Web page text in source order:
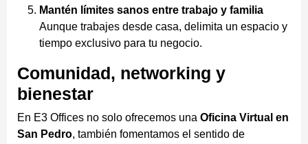
Mantén límites sanos entre trabajo y familia
Aunque trabajes desde casa, delimita un espacio y
tiempo exclusivo para tu negocio.
Comunidad, networking y
bienestar
En E3 Offices no solo ofrecemos una Oficina Virtual en
San Pedro, también fomentamos el sentido de